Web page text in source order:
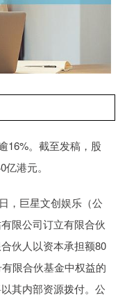
16%。截至发稿，股
港元。
，巨星文创娱乐（公
限公司订立有限合伙
伙人以资本承担额80
限合伙基金中权益的
其内部资源拨付。公